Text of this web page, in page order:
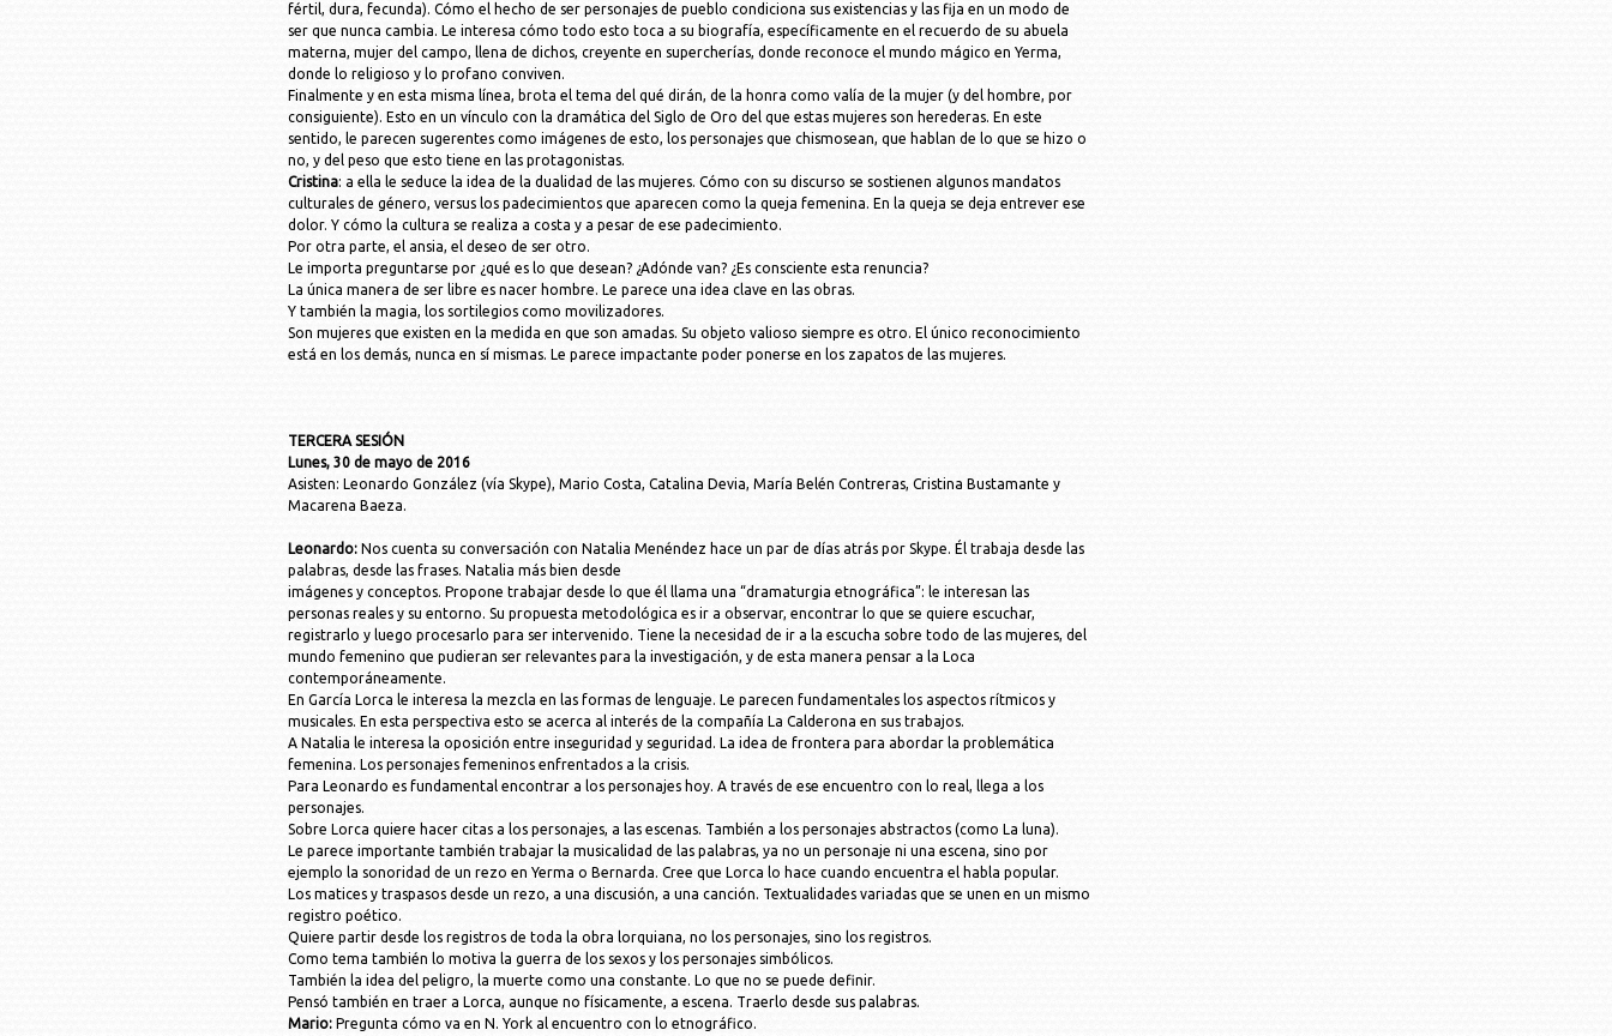
fértil, dura, fecunda). Cómo el hecho de ser personajes de pueblo condiciona sus existencias y las fija en un modo de
ser que nunca cambia. Le interesa cómo todo esto toca a su biografía, específicamente en el recuerdo de su abuela
materna, mujer del campo, llena de dichos, creyente en supercherías, donde reconoce el mundo mágico en Yerma,
donde lo religioso y lo profano conviven.
Finalmente y en esta misma línea, brota el tema del qué dirán, de la honra como valía de la mujer (y del hombre, por
consiguiente). Esto en un vínculo con la dramática del Siglo de Oro del que estas mujeres son herederas. En este
sentido, le parecen sugerentes como imágenes de esto, los personajes que chismosean, que hablan de lo que se hizo o
no, y del peso que esto tiene en las protagonistas.
Cristina: a ella le seduce la idea de la dualidad de las mujeres. Cómo con su discurso se sostienen algunos mandatos
culturales de género, versus los padecimientos que aparecen como la queja femenina. En la queja se deja entrever ese
dolor. Y cómo la cultura se realiza a costa y a pesar de ese padecimiento.
Por otra parte, el ansia, el deseo de ser otro.
Le importa preguntarse por ¿qué es lo que desean? ¿Adónde van? ¿Es consciente esta renuncia?
La única manera de ser libre es nacer hombre. Le parece una idea clave en las obras.
Y también la magia, los sortilegios como movilizadores.
Son mujeres que existen en la medida en que son amadas. Su objeto valioso siempre es otro. El único reconocimiento
está en los demás, nunca en sí mismas. Le parece impactante poder ponerse en los zapatos de las mujeres.
TERCERA SESIÓN
Lunes, 30 de mayo de 2016
Asisten: Leonardo González (vía Skype), Mario Costa, Catalina Devia, María Belén Contreras, Cristina Bustamante y
Macarena Baeza.
Leonardo: Nos cuenta su conversación con Natalia Menéndez hace un par de días atrás por Skype. Él trabaja desde las
palabras, desde las frases. Natalia más bien desde
imágenes y conceptos. Propone trabajar desde lo que él llama una “dramaturgia etnográfica”: le interesan las
personas reales y su entorno. Su propuesta metodológica es ir a observar, encontrar lo que se quiere escuchar,
registrarlo y luego procesarlo para ser intervenido. Tiene la necesidad de ir a la escucha sobre todo de las mujeres, del
mundo femenino que pudieran ser relevantes para la investigación, y de esta manera pensar a la Loca
contemporáneamente.
En García Lorca le interesa la mezcla en las formas de lenguaje. Le parecen fundamentales los aspectos rítmicos y
musicales. En esta perspectiva esto se acerca al interés de la compañía La Calderona en sus trabajos.
A Natalia le interesa la oposición entre inseguridad y seguridad. La idea de frontera para abordar la problemática
femenina. Los personajes femeninos enfrentados a la crisis.
Para Leonardo es fundamental encontrar a los personajes hoy. A través de ese encuentro con lo real, llega a los
personajes.
Sobre Lorca quiere hacer citas a los personajes, a las escenas. También a los personajes abstractos (como La luna).
Le parece importante también trabajar la musicalidad de las palabras, ya no un personaje ni una escena, sino por
ejemplo la sonoridad de un rezo en Yerma o Bernarda. Cree que Lorca lo hace cuando encuentra el habla popular.
Los matices y traspasos desde un rezo, a una discusión, a una canción. Textualidades variadas que se unen en un mismo
registro poético.
Quiere partir desde los registros de toda la obra lorquiana, no los personajes, sino los registros.
Como tema también lo motiva la guerra de los sexos y los personajes simbólicos.
También la idea del peligro, la muerte como una constante. Lo que no se puede definir.
Pensó también en traer a Lorca, aunque no físicamente, a escena. Traerlo desde sus palabras.
Mario: Pregunta cómo va en N. York al encuentro con lo etnográfico.